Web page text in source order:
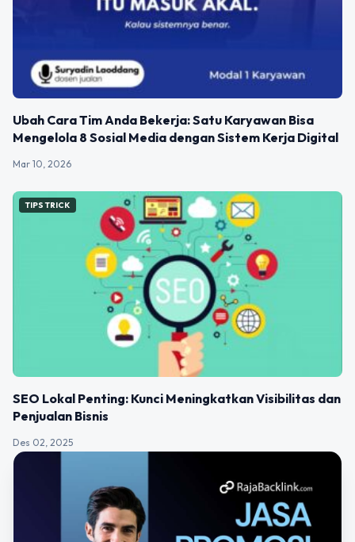
Ubah Cara Tim Anda Bekerja: Satu Karyawan Bisa
Mengelola 8 Sosial Media dengan Sistem Kerja Digital
Mar 10, 2026
TIPS TRICK
SEO Lokal Penting: Kunci Meningkatkan Visibilitas dan
Penjualan Bisnis
Des 02, 2025